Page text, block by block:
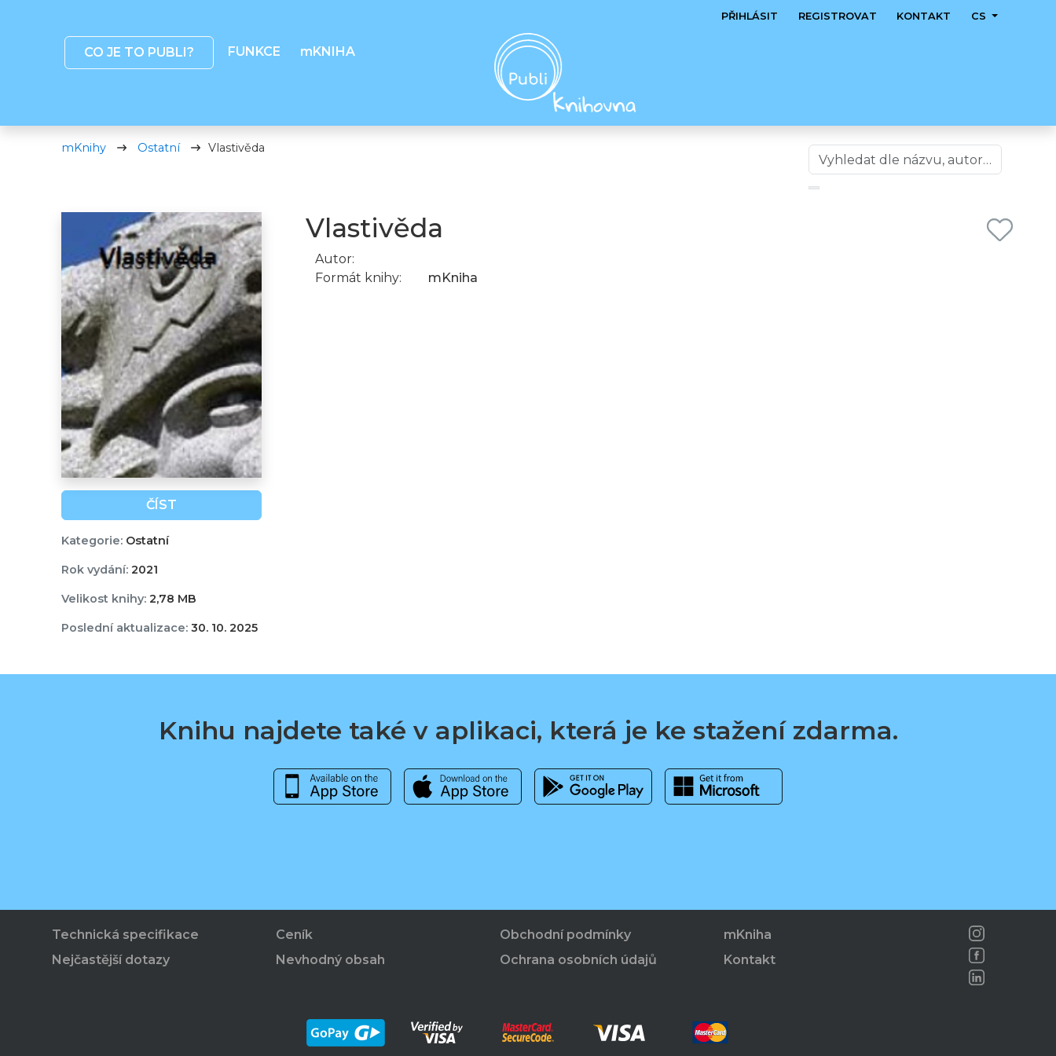
CO JE TO PUBLI? FUNKCE mKNIHA
PŘIHLÁSIT REGISTROVAT KONTAKT CS
mKnihy Ostatní Vlastivěda
ČÍST
Kategorie:Ostatní
Rok vydání:2021
Velikost knihy:2,78 MB
Poslední aktualizace:30. 10. 2025
Vlastivěda
Autor:
Formát knihy:
mKniha
Knihu najdete také v aplikaci, která je ke stažení zdarma.
Technická specifikace
Nejčastější dotazy
Ceník
Nevhodný obsah
Obchodní podmínky
Ochrana osobních údajů
mKniha
Kontakt